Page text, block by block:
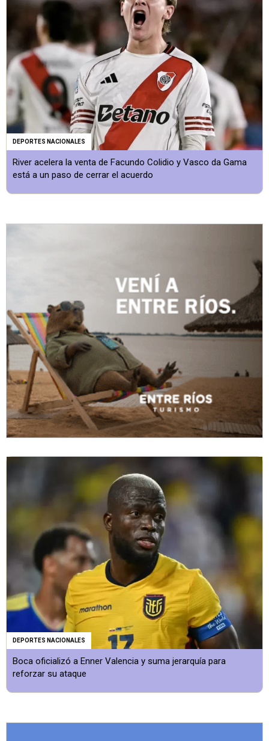
DEPORTES NACIONALES
River acelera la venta de Facundo Colidio y Vasco da Gama
está a un paso de cerrar el acuerdo
DEPORTES NACIONALES
Boca oficializó a Enner Valencia y suma jerarquía para
reforzar su ataque